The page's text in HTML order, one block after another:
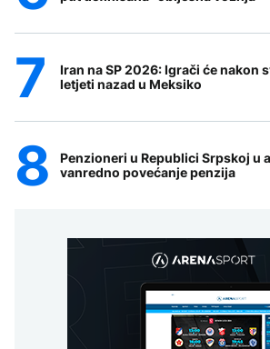
Iran na SP 2026: Igrači će nakon
letjeti nazad u Meksiko
Penzioneri u Republici Srpskoj u
vanredno povećanje penzija